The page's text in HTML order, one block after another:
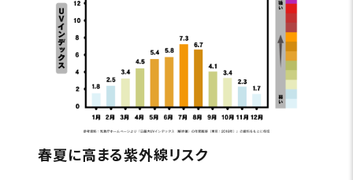
春夏に高まる紫外線リスク